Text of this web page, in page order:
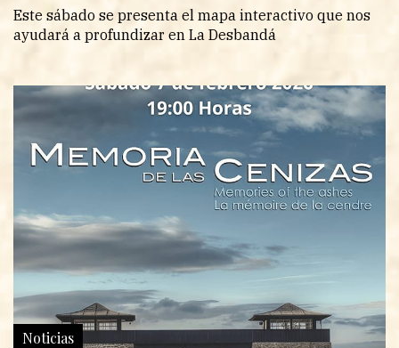
Este sábado se presenta el mapa interactivo que nos
ayudará a profundizar en La Desbandá
Noticias